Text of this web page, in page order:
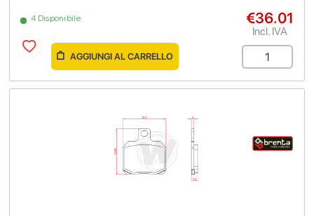
4 Disponibile €36.01
Incl. IVA
AGGIUNGI AL CARRELLO